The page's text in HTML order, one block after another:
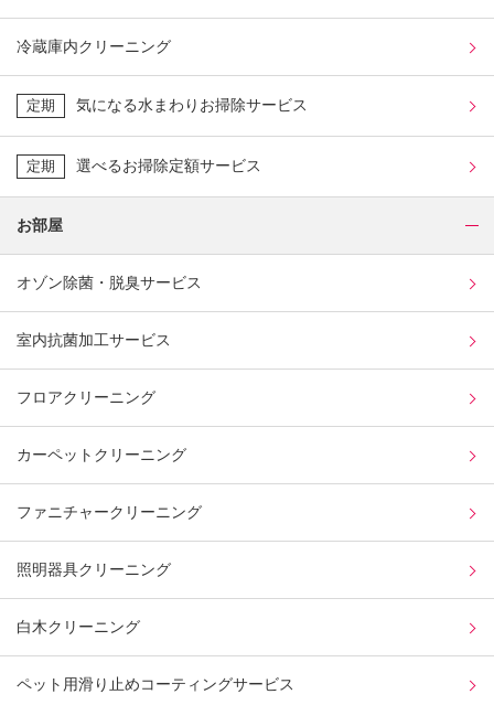
冷蔵庫内クリーニング
定期 気になる水まわりお掃除サービス
定期 選べるお掃除定額サービス
お部屋
オゾン除菌・脱臭サービス
室内抗菌加工サービス
フロアクリーニング
カーペットクリーニング
ファニチャークリーニング
照明器具クリーニング
白木クリーニング
ペット用滑り止めコーティングサービス